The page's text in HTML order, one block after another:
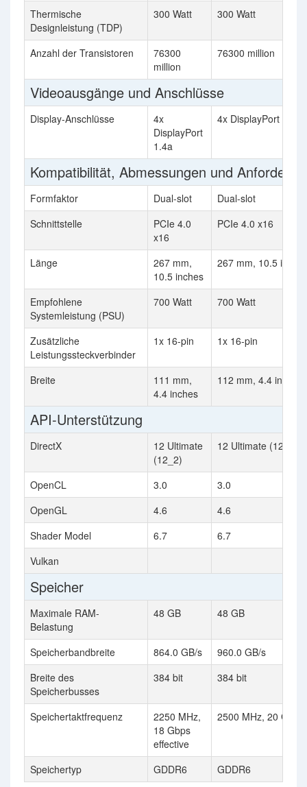
Thermische
Designleistung (TDP)
300 Watt 300 Watt
Anzahl der Transistoren
76300
million
76300 million
Videoausgänge und Anschlüsse
Display-Anschlüsse
4x
DisplayPort
1.4a
4x DisplayPort 1.4a
Kompatibilität, Abmessungen und
Formfaktor Dual-slot
Dual-slot
Schnittstelle
PCIe 4.0
x16
PCIe 4.0 x16
Länge
267 mm,
10.5 inches
267 mm, 10.5
Empfohlene
Systemleistung (PSU)
700 Watt 700 Watt
Zusätzliche
Leistungssteckverbinder
1x 16-pin 1x 16-pin
Breite
111 mm,
4.4 inches
112 mm, 4.4 inches
API-Unterstützung
DirectX
12 Ultimate
(12_2)
12 Ultimate (12_2)
OpenCL 3.0
3.0
OpenGL
4.6
4.6
Shader Model
6.7
6.7
Vulkan
Speicher
Maximale RAM-
Belastung
48 GB 48 GB
Speicherbandbreite 864.0 GB/s
960.0 GB/s
Breite des
Speicherbusses
384 bit 384 bit
Speichertaktfrequenz
2250 MHz,
18 Gbps
effective
2500 MHz, 20 Gbps
Speichertyp GDDR6 GDDR6